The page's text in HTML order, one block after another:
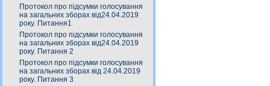
Протокол про підсумки голосування
на загальних зборах від24.04.2019
року. Питання1
Протокол про підсумки голосування
на загальних зборах від24.04.2019
року. Питання 2
Протокол про підсумки голосування
на загальних зборах від 24.04.2019
року. Питання 3